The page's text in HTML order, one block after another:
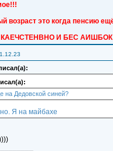
возраст это когда пенсию
И БЕС
на Дедовской синей?
Я на майбахе